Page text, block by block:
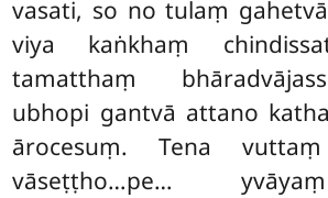
vasati, so no tulaṃ
viya kaṅkhaṃ
tamatthaṃ
ubhopi gantvā attano
ārocesuṃ. Tena
vāseṭṭho…pe…